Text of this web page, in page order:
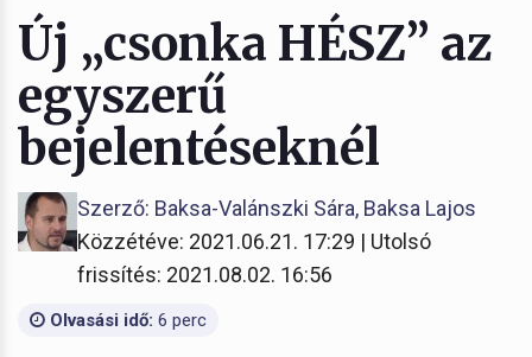
Új „csonka HÉSZ” az
egyszerű
bejelentéseknél
Szerző: Baksa-Valánszki Sára, Baksa Lajos
Közzétéve: 2021.06.21. 17:29 | Utolsó
frissítés: 2021.08.02. 16:56
Olvasási idő: 6 perc